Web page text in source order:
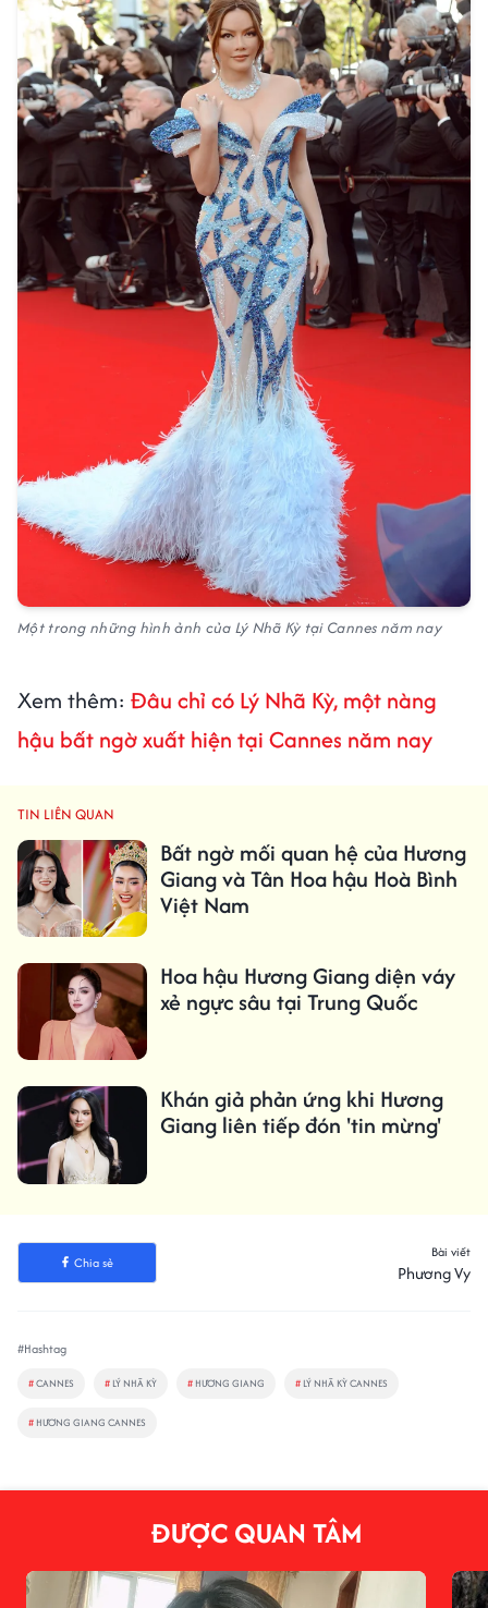
Một trong những hình ảnh của Lý Nhã Kỳ tại Cannes năm nay
Xem thêm: Đâu chỉ có Lý Nhã Kỳ, một nàng
hậu bất ngờ xuất hiện tại Cannes năm nay
TIN LIÊN QUAN
Bất ngờ mối quan hệ của Hương
Giang và Tân Hoa hậu Hoà Bình
Việt Nam
Hoa hậu Hương Giang diện váy
xẻ ngực sâu tại Trung Quốc
Khán giả phản ứng khi Hương
Giang liên tiếp đón 'tin mừng'
Chia sẻ
Bài viết
Phương Vy
#Hashtag
#CANNES # LÝ NHÃ KỲ # HƯƠNG GIANG # LÝ NHÃ KỲ CANNES
# HƯƠNG GIANG CANNES
ĐƯỢC QUAN TÂM